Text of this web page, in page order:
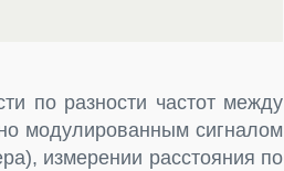
по разности частот между
модулированным сигналом
измерении расстояния по